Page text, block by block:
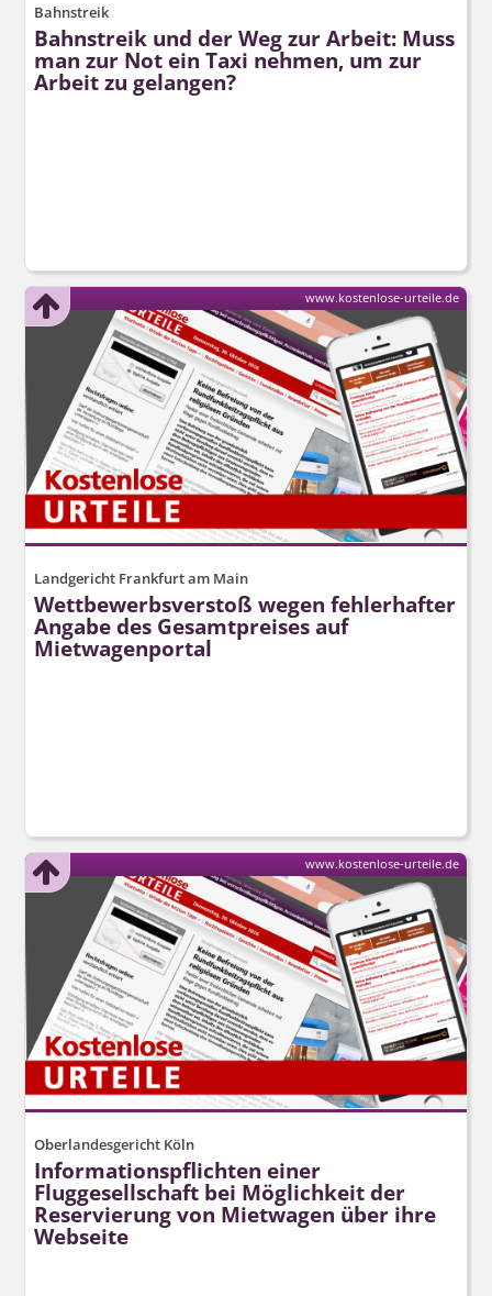
Bahnstreik
Bahnstreik und der Weg zur Arbeit: Muss
man zur Not ein Taxi nehmen, um zur
Arbeit zu gelangen?
Landgericht Frankfurt am Main
Wettbewerbsverstoß wegen fehlerhafter
Angabe des Gesamtpreises auf
Mietwagenportal
www.kostenlose-urteile.de
Oberlandesgericht Köln
Informations­pflichten einer
Fluggesellschaft bei Möglichkeit der
Reservierung von Mietwagen über ihre
Webseite
www.kostenlose-urteile.de